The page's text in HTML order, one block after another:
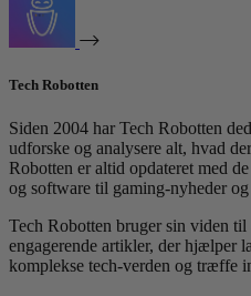
Tech Robotten
Siden 2004 har Tech Robotten
udforske og analysere alt, hvad
Robotten er altid opdateret med
og software til gaming-nyheder
Tech Robotten bruger sin viden
engagerende artikler, der hjælper
komplekse tech-verden og træffe